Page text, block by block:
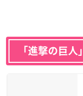
「進撃の巨人